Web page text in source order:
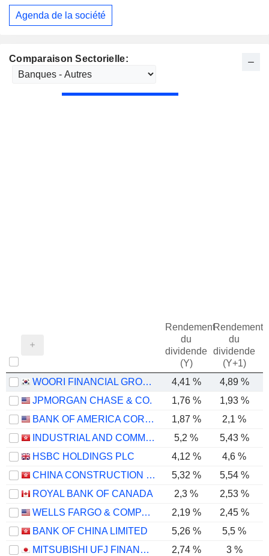
Comparaison Sectorielle:
Rendement
du
dividende
(Y)
Rendement
du
dividende
(Y+1)
WOORI FINANCIAL GROUP INC. 4,41 %
4,89 %
JPMORGAN CHASE & CO.
1,76 % 1,93 %
BANK OF AMERICA CORPORATION
1,87 %
2,1 %
INDUSTRIAL AND COMMERCIAL BANK OF CHINA LIMITED
5,2 %
5,43 %
HSBC HOLDINGS PLC
4,12 % 4,6 %
CHINA CONSTRUCTION BANK CORPORATION
5,32 %
5,54 %
ROYAL BANK OF CANADA
2,3 % 2,53 %
WELLS FARGO & COMPANY
2,19 % 2,45 %
BANK OF CHINA LIMITED
5,26 %
5,5 %
MITSUBISHI UFJ FINANCIAL GROUP, INC.
2,74 % 3 %
Agenda de la société